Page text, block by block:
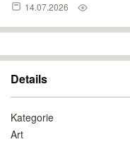
14.07.2026
Details
Kategorie
Art